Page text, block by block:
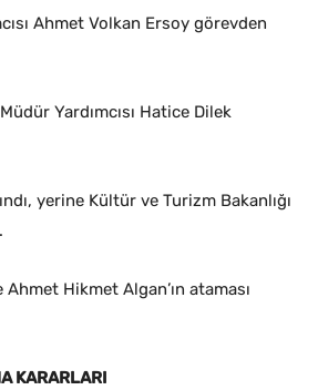
Ahmet Volkan Ersoy görevden
Yardımcısı Hatice Dilek
yerine Kültür ve Turizm Bakanlığı
Hikmet Algan’ın ataması
KARARLARI